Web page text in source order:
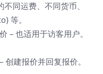
同运费、不同货币、
等。
– 也适用于访客用户。
建报价并回复报价。